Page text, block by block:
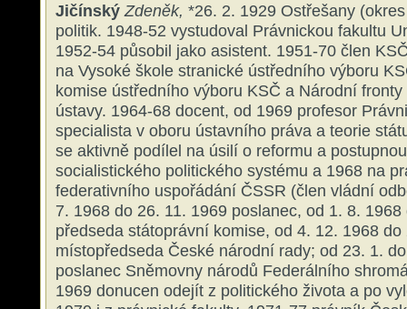
Jičínský Zdeněk, *26. 2. 1929 Ostřešany
politik. 1948-52 vystudoval Právnickou fakultu
1952-54 působil jako asistent. 1951-70 člen
na Vysoké škole stranické ústředního výboru
komise ústředního výboru KSČ a Národní
ústavy. 1964-68 docent, od 1969 profesor
specialista v oboru ústavního práva a teorie
se aktivně podílel na úsilí o reformu a
socialistického politického systému a 1968 na
federativního uspořádání ČSSR (člen vládní
7. 1968 do 26. 11. 1969 poslanec, od 1. 8.
předseda státoprávní komise, od 4. 12. 1968 do
místopředseda České národní rady; od 23. 1.
poslanec Sněmovny národů Federálního
1969 donucen odejít z politického života a po